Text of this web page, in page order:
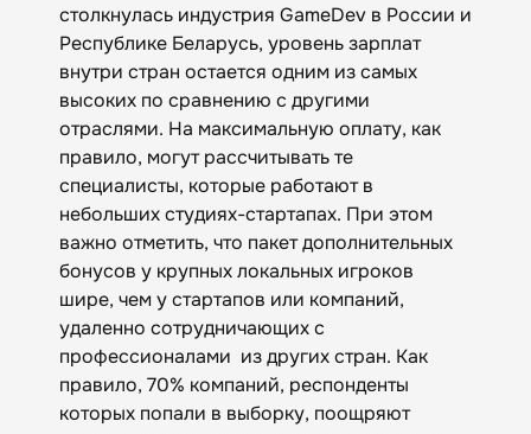
столкнулась индустрия GameDev в России и
Республике Беларусь, уровень зарплат
внутри стран остается одним из самых
высоких по сравнению с другими
отраслями. На максимальную оплату, как
правило, могут рассчитывать те
специалисты, которые работают в
небольших студиях-стартапах. При этом
важно отметить, что пакет дополнительных
бонусов у крупных локальных игроков
шире, чем у стартапов или компаний,
удаленно сотрудничающих с
профессионалами из других стран. Как
правило, 70% компаний, респонденты
которых попали в выборку, поощряют